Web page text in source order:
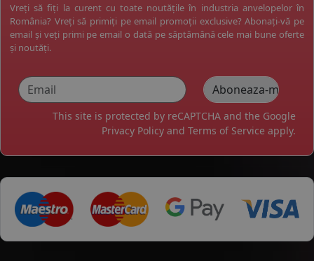
Vreți să fiți la curent cu toate noutățile în industria anvelopelor în
România? Vreți să primiți pe email promoții exclusive? Abonați-vă pe
email și veți primi pe email o dată pe săptămână cele mai bune oferte
și noutăți.
This site is protected by reCAPTCHA and the Google
Privacy Policy and Terms of Service apply.